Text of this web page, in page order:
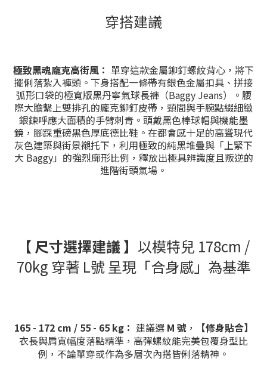
穿搭建議
極致黑魂龐克高街風： 單穿這款金屬鉚釘螺紋背心，將下
擺俐落紮入褲頭。下身搭配一條帶有銀色金屬扣具、拼接
弧形口袋的極寬版黑丹寧氣球長褲（Baggy Jeans）。腰
際大膽繫上雙排孔的龐克鉚釘皮帶，頸間與手腕點綴細緻
銀鍊呼應大面積的手臂刺青。頭戴黑色棒球帽與機能墨
鏡，腳踩重磅黑色厚底德比鞋。在都會感十足的高聳現代
灰色建築與街景襯托下，利用極致的純黑堆疊與「上緊下
大 Baggy」的強烈廓形比例，釋放出極具辨識度且叛逆的
進階街頭氣場。
【 尺寸選擇建議 】 以模特兒 178cm /
70kg 穿著 L號 呈現「合身感」為基準
165 - 172 cm / 55 - 65 kg： 建議選 M 號，
【修身貼合】
衣長與肩寬幅度落點精準，高彈螺紋能完美包覆身型比
例，不論單穿或作為多層次內搭皆俐落精神。